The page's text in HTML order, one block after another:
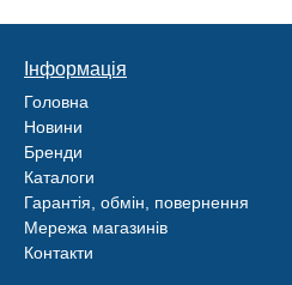
Інформація
Головна
Новини
Бренди
Каталоги
Гарантія, обмін, повернення
Мережа магазинів
Контакти